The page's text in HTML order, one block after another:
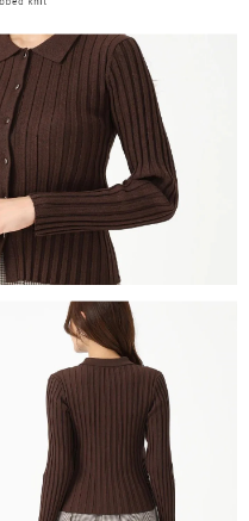
data yang
pengesahan,
pautan berikut:
class="link revert-
Gogo】
Mobile, pengguna telefon
perlu memohon lagi.
tidak terbuka untuk syarikat
Ansuran Gogo", selepas
dialihkan ke proses
telefon, pilih bilangan
dan setelah
selesai.
dan jumlah bayaran
transaksi seterusnya.
ditubuhkan, jika tidak pergi
lulus semakan, pesanan
situasi "pindah untuk
"Penyata Pengumpulan
lanjut.
kali pertama yang lulus
pengguna tidak membuat
pembayaran lewat sebanyak
bawah umur dikehendaki
atau penjaga yang sah
pemprosesan dan
tidak bersetuju dengan data
akan dikumpul dan digunakan
ini.